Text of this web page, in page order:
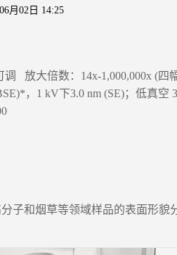
月02日 14:25
放大倍数：14x-1,000,000x (
，1 kV下3.0 nm (SE)；低真空
子和烟草等领域样品的表面形貌